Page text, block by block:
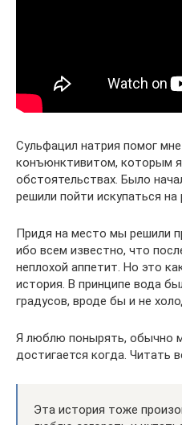
Сульфацил натрия помог
конъюнктивитом, которым
обстоятельствах. Было
решили пойти искупаться на
Придя на место мы решили
ибо всем известно, что
неплохой аппетит. Но это
история. В принципе вода
градусов, вроде бы и не
Я люблю понырять, обычно
достигается когда. Читать
Эта история тоже